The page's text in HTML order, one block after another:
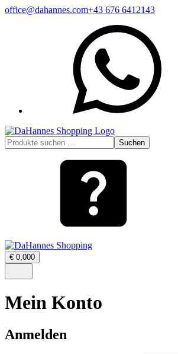
Zum
office@dahannes.com+43 676 6412143
Suchen
nach:
Suchen
€ 0,000Warenkorb
öffnen
Zwischensumme
€0,00
Menü
Mein Konto
Anmelden